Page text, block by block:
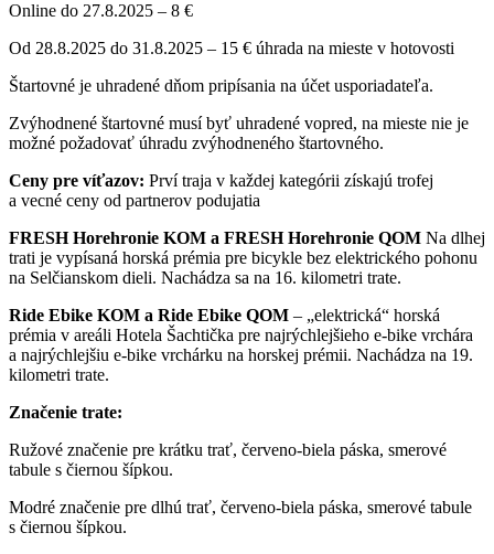
Online do 27.8.2025 – 8 €
Od 28.8.2025 do 31.8.2025 – 15 € úhrada na mieste v hotovosti
Štartovné je uhradené dňom pripísania na účet usporiadateľa.
Zvýhodnené štartovné musí byť uhradené vopred, na mieste nie je
možné požadovať úhradu zvýhodneného štartovného.
Ceny pre víťazov: Prví traja v každej kategórii získajú trofej
a vecné ceny od partnerov podujatia
FRESH Horehronie KOM a FRESH Horehronie QOM Na dlhej
trati je vypísaná horská prémia pre bicykle bez elektrického pohonu
na Selčianskom dieli. Nachádza sa na 16. kilometri trate.
Ride Ebike KOM a Ride Ebike QOM – „elektrická“ horská
prémia v areáli Hotela Šachtička pre najrýchlejšieho e-bike vrchára
a najrýchlejšiu e-bike vrchárku na horskej prémii. Nachádza na 19.
kilometri trate.
Značenie trate:
Ružové značenie pre krátku trať, červeno-biela páska, smerové
tabule s čiernou šípkou.
Modré značenie pre dlhú trať, červeno-biela páska, smerové tabule
s čiernou šípkou.